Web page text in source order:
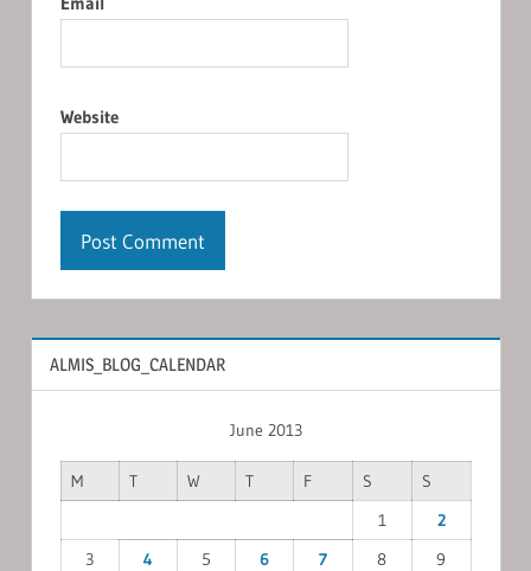
Website
ALMIS_BLOG_CALENDAR
June 2013
M T W T F S
S
1
2
3
4 5 6 7 8
9